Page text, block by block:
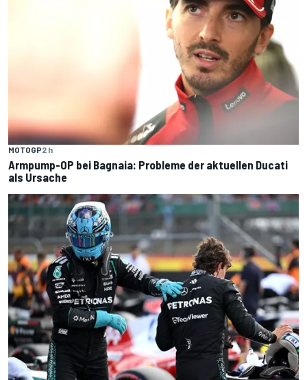
MOTOGP2 h
Armpump-OP bei Bagnaia: Probleme der aktuellen Ducati
als Ursache